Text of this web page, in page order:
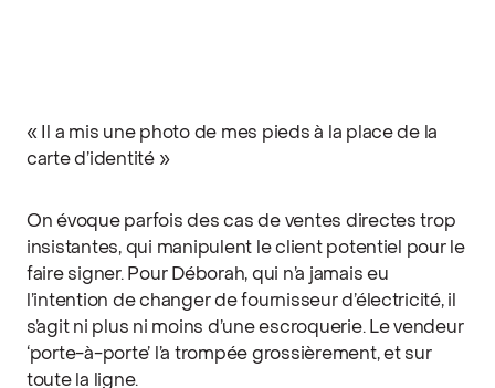
« Il a mis une photo de mes pieds à la place de la
carte d’identité »
On évoque parfois des cas de ventes directes trop
insistantes, qui manipulent le client potentiel pour le
faire signer. Pour Déborah, qui n’a jamais eu
l’intention de changer de fournisseur d’électricité, il
s’agit ni plus ni moins d’une escroquerie. Le vendeur
‘porte-à-porte’ l’a trompée grossièrement, et sur
toute la ligne.